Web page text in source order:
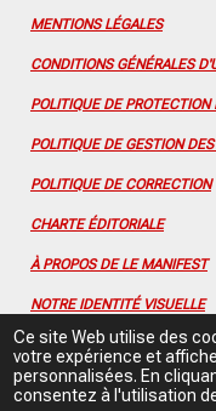
Ce site Web utilise des
votre expérience et
personnalisées. En
consentez à l'utilisation
MENTIONS LÉGALES
CONDITIONS GÉNÉRALES
POLITIQUE DE
POLITIQUE DE GESTION
POLITIQUE DE CORRECTION
CHARTE ÉDITORIALE
À PROPOS DE LE MANIFEST
NOTRE IDENTITÉ VISUELLE
CONTACTEZ-NOUS
FLUX RSS